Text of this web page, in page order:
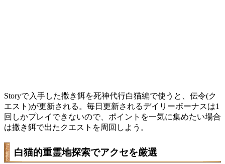
Storyで入手した撒き餌を死神代行白猫編で使うと、伝令(ク
エスト)が更新される。毎日更新されるデイリーボーナスは1
回しかプレイできないので、ポイントを一気に集めたい場合
は撒き餌で出たクエストを周回しよう。
白猫的重霊地探索でアクセを厳選